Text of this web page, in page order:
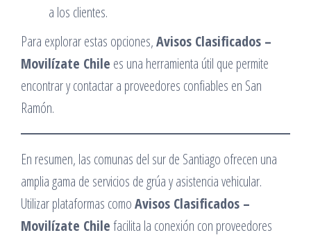
a los clientes.​
Para explorar estas opciones,Avisos Clasificados –
Movilízate Chile es una herramienta útil que permite
encontrar y contactar a proveedores confiables en San
Ramón.​
En resumen, las comunas del sur de Santiago ofrecen una
amplia gama de servicios de grúa y asistencia vehicular.
Utilizar plataformas comoAvisos Clasificados –
Movilízate Chilefacilita la conexión con proveedores